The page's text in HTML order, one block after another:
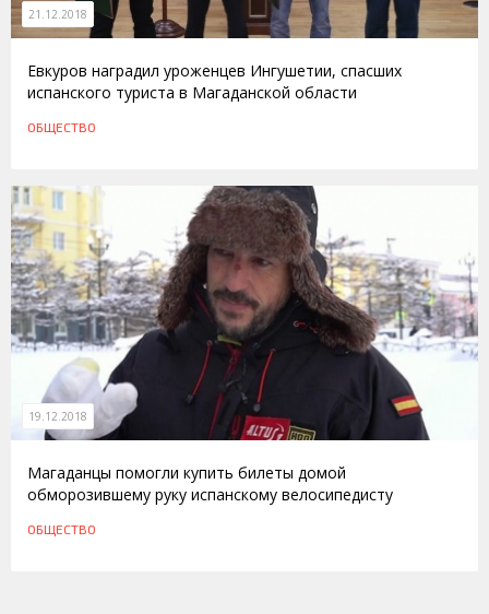
21.12.2018
Евкуров наградил уроженцев Ингушетии, спасших
испанского туриста в Магаданской области
ОБЩЕСТВО
19.12.2018
Магаданцы помогли купить билеты домой
обморозившему руку испанскому велосипедисту
ОБЩЕСТВО